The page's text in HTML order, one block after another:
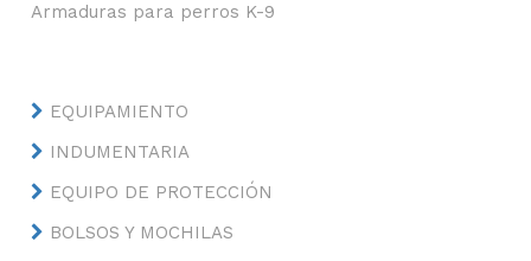
Armaduras para perros K-9
EQUIPAMIENTO
INDUMENTARIA
EQUIPO DE PROTECCIÓN
BOLSOS Y MOCHILAS